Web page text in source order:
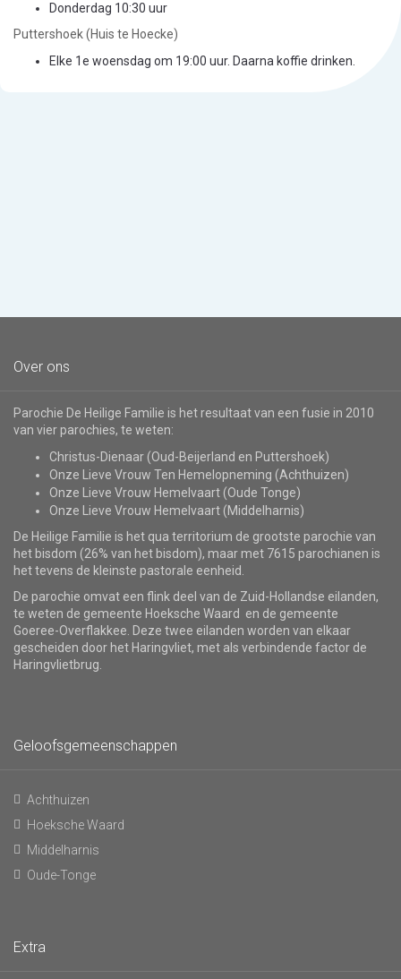
Donderdag 10:30 uur
Puttershoek (Huis te Hoecke)
Elke 1e woensdag om 19:00 uur. Daarna koffie drinken.
Over ons
Parochie De Heilige Familie is het resultaat van een fusie in 2010
van vier parochies, te weten:
Christus-Dienaar (Oud-Beijerland en Puttershoek)
Onze Lieve Vrouw Ten Hemelopneming (Achthuizen)
Onze Lieve Vrouw Hemelvaart (Oude Tonge)
Onze Lieve Vrouw Hemelvaart (Middelharnis)
De Heilige Familie is het qua territorium de grootste parochie van
het bisdom (26% van het bisdom), maar met 7615 parochianen is
het tevens de kleinste pastorale eenheid.
De parochie omvat een flink deel van de Zuid-Hollandse eilanden,
te weten de gemeente Hoeksche Waard en de gemeente
Goeree-Overflakkee. Deze twee eilanden worden van elkaar
gescheiden door het Haringvliet, met als verbindende factor de
Haringvlietbrug.
Geloofsgemeenschappen
Achthuizen
Hoeksche Waard
Middelharnis
Oude-Tonge
Extra